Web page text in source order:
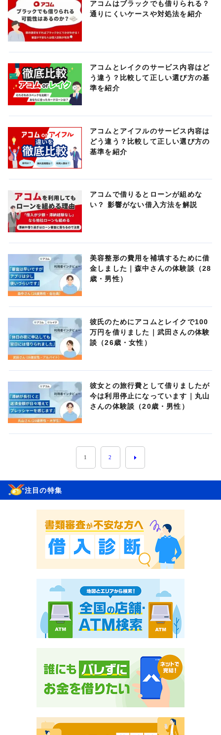
アコムはブラックでも借りられる？
通りにくいケースや対処法を紹介
アコムとレイクのサービス内容はど
う違う？比較して正しい選び方の基
準を紹介
アコムとアイフルのサービス内容は
どう違う？比較して正しい選び方の
基準を紹介
アコムで借りるとローンが組めな
い？ 影響がない借入方法を解説
美容整形の費用を補填するために借
金しました｜森中さんの体験談（28
歳・男性）
彼氏のためにアコムとレイクで100
万円を借りました｜武田さんの体験
談（26歳・女性）
彼女との旅行費として借りましたが
今は利用停止になっています｜丸山
さんの体験談（20歳・男性）
1 2
注目の特集